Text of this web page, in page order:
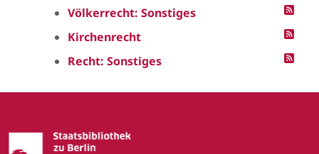
Völkerrecht: Sonstiges
Kirchenrecht
Recht: Sonstiges